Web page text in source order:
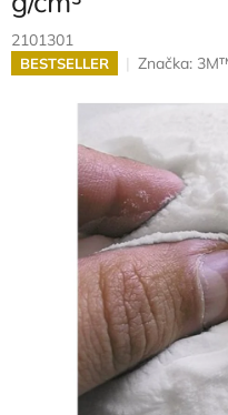
2101301
BESTSELLER Značka: